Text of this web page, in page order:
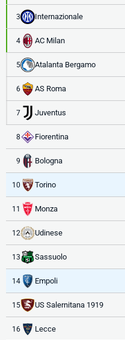
3 Internazionale
4 AC Milan
5 Atalanta Bergamo
6 AS Roma
7 Juventus
8 Fiorentina
9 Bologna
10 Torino
11 Monza
12 Udinese
13 Sassuolo
14 Empoli
15 US Salernitana 1919
16 Lecce